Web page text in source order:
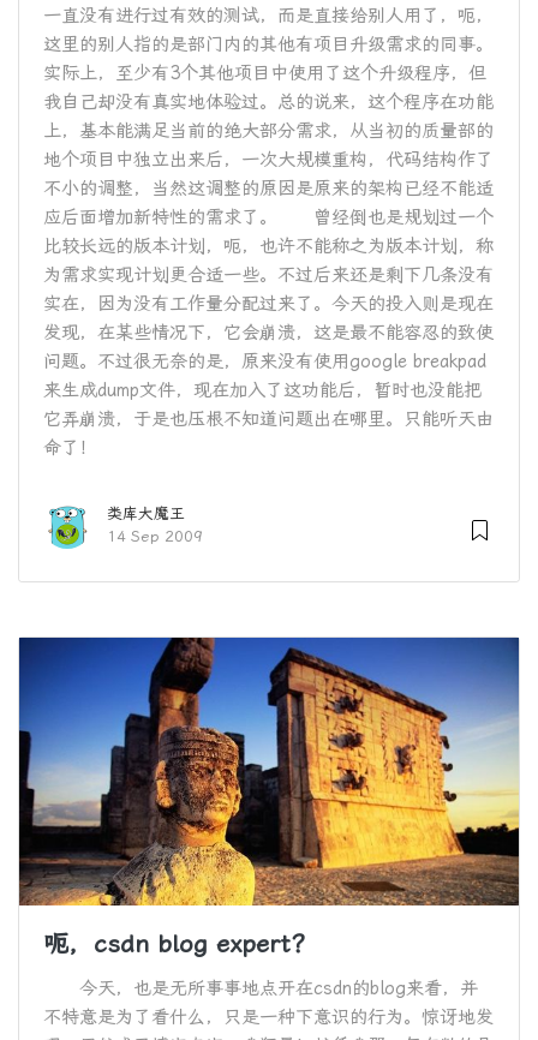
一直没有进行过有效的测试，而是直接给别人用了，呃，
这里的别人指的是部门内的其他有项目升级需求的同事。
实际上，至少有3个其他项目中使用了这个升级程序，但
我自己却没有真实地体验过。总的说来，这个程序在功能
上，基本能满足当前的绝大部分需求，从当初的质量部的
地个项目中独立出来后，一次大规模重构，代码结构作了
不小的调整，当然这调整的原因是原来的架构已经不能适
应后面增加新特性的需求了。 曾经倒也是规划过一个
比较长远的版本计划，呃，也许不能称之为版本计划，称
为需求实现计划更合适一些。不过后来还是剩下几条没有
实在，因为没有工作量分配过来了。今天的投入则是现在
发现，在某些情况下，它会崩溃，这是最不能容忍的致使
问题。不过很无奈的是，原来没有使用google breakpad
来生成dump文件，现在加入了这功能后，暂时也没能把
它弄崩溃，于是也压根不知道问题出在哪里。只能听天由
命了！
类库大魔王
14 Sep 2009
呃，csdn blog expert？
今天，也是无所事事地点开在csdn的blog来看，并
不特意是为了看什么，只是一种下意识的行为。惊讶地发